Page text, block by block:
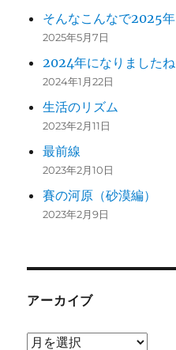
そんなこんなで2025年
2025年5月7日
2024年になりましたね
2024年1月22日
生活のリズム
2023年2月11日
最前線
2023年2月10日
賽の河原（砂漠編）
2023年2月9日
アーカイブ
ア